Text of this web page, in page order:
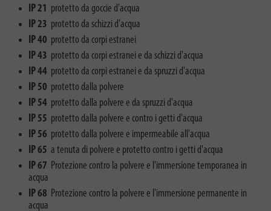
IP 21 protetto da goccie d'acqua
IP 23 protetto da schizzi d'acqua
IP 40 protetto da corpi estranei
IP 43 protetto da corpi estranei e da schizzi d'acqua
IP 44 protetto da corpi estranei e da spruzzi d'acqua
IP 50 protetto dalla polvere
IP 54 protetto dalla polvere e da spruzzi d'acqua
IP 55 protetto dalla polvere e contro i getti d'acqua
IP 56 protetto dalla polvere e impermeabile all'acqua
IP 65 a tenuta di polvere e protetto contro i getti d'acqua
IP 67 Protezione contro la polvere e l'immersione temporanea in
acqua
IP 68 Protezione contro la polvere e l'immersione permanente in
acqua